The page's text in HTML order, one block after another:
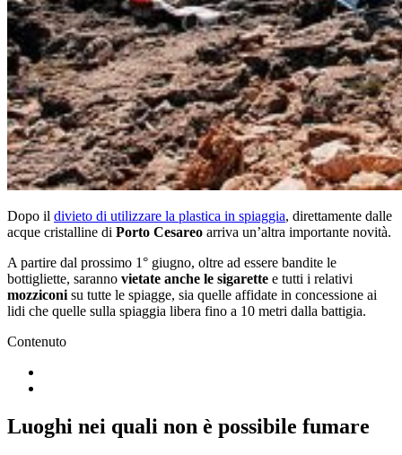
Dopo il divieto di utilizzare la plastica in spiaggia, direttamente dalle
acque cristalline di Porto Cesareo arriva un’altra importante novità.
A partire dal prossimo 1° giugno, oltre ad essere bandite le
bottigliette, saranno vietate anche le sigarette e tutti i relativi
mozziconi su tutte le spiagge, sia quelle affidate in concessione ai
lidi che quelle sulla spiaggia libera fino a 10 metri dalla battigia.
Contenuto
Luoghi nei quali non è possibile fumare